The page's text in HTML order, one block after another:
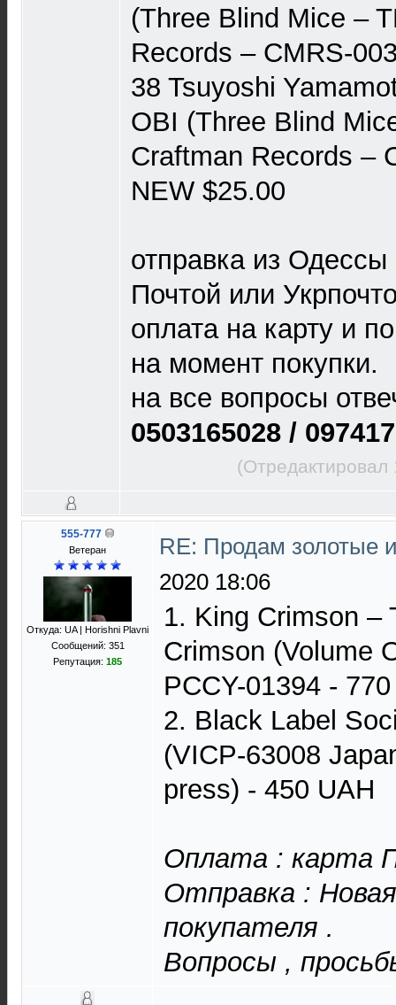
(Three Blind Mice ‎–
Records ‎– CMRS-
38 Tsuyoshi
OBI (Three Blind
Craftman Records ‎–
NEW $25.00
отправка из
Почтой или
оплата на карту и
на момент покупки.
на все вопросы
0503165028 /
555-777
Ветеран
Откуда: UA | Horishni Plavni
Сообщений: 351
Репутация: 185
RE: Продам золотые
2020 18:06
1. King Crimson ‎–
Crimson (Volume
PCCY-01394 -
2. Black Label
(VICP-63008
press) - 450 UAH
Оплата : карта
Отправка :
покупателя .
Вопросы ,